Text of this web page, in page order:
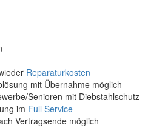
Reparaturkosten
mit Übernahme möglich
Senioren mit Diebstahlschutz
im Full Service
Vertragsende möglich